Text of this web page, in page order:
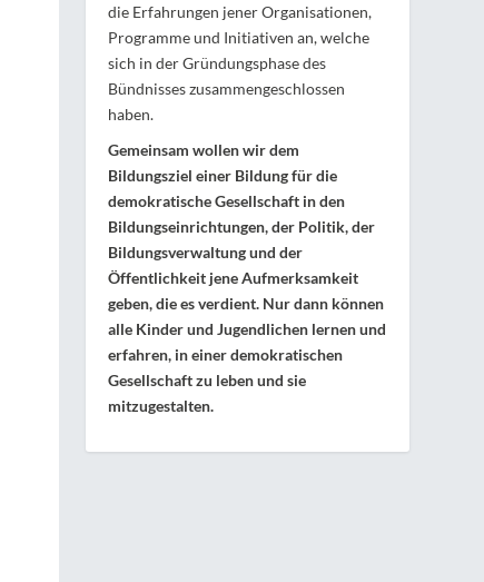
die Erfahrungen jener Organisationen,
Programme und Initiativen an, welche
sich in der Gründungsphase des
Bündnisses zusammengeschlossen
haben.
Gemeinsam wollen wir dem
Bildungsziel einer Bildung für die
demokratische Gesellschaft in den
Bildungseinrichtungen, der Politik, der
Bildungsverwaltung und der
Öffentlichkeit jene Aufmerksamkeit
geben, die es verdient. Nur dann können
alle Kinder und Jugendlichen lernen und
erfahren, in einer demokratischen
Gesellschaft zu leben und sie
mitzugestalten.